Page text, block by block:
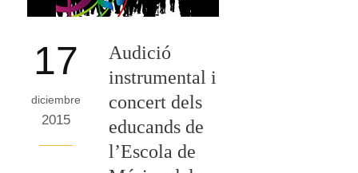
17
diciembre
2015
Audició
instrumental i
concert dels
educands de
l’Escola de